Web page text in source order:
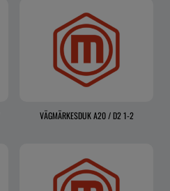
VÄGMÄRKESDUK A20 / D2 1-2